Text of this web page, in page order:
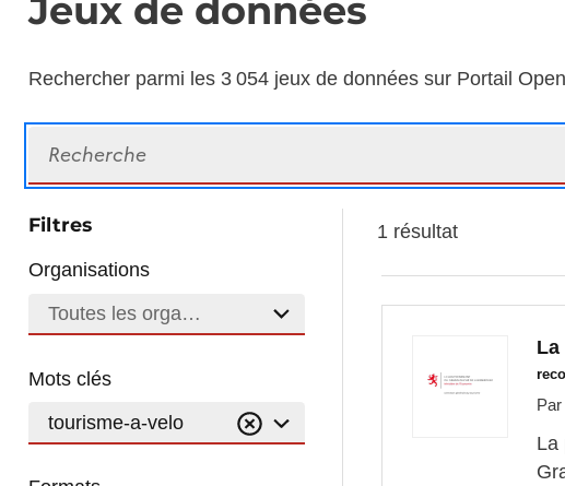
Jeux de données
Rechercher parmi les 3 054 jeux de données sur Portail
Filtres
Organisations
Toutes les organisations
Mots clés
tourisme-a-velo
1 résultat
Par
La